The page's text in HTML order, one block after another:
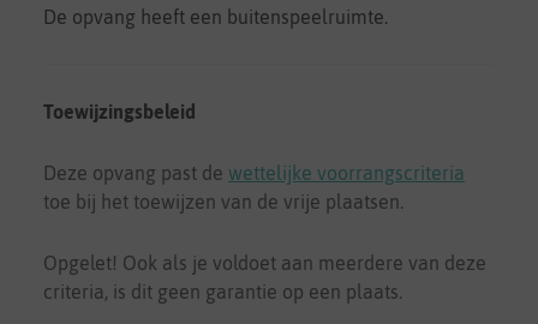
De opvang heeft een buitenspeelruimte.
Toewijzingsbeleid
Deze opvang past de wettelijke voorrangscriteria
toe bij het toewijzen van de vrije plaatsen.
Opgelet! Ook als je voldoet aan meerdere van deze
criteria, is dit geen garantie op een plaats.